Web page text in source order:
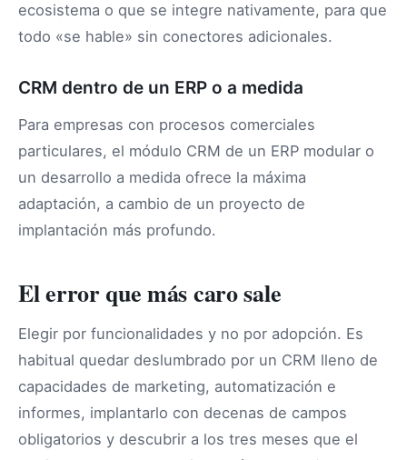
ecosistema o que se integre nativamente, para que
todo «se hable» sin conectores adicionales.
CRM dentro de un ERP o a medida
Para empresas con procesos comerciales
particulares, el módulo CRM de un ERP modular o
un desarrollo a medida ofrece la máxima
adaptación, a cambio de un proyecto de
implantación más profundo.
El error que más caro sale
Elegir por funcionalidades y no por adopción. Es
habitual quedar deslumbrado por un CRM lleno de
capacidades de marketing, automatización e
informes, implantarlo con decenas de campos
obligatorios y descubrir a los tres meses que el